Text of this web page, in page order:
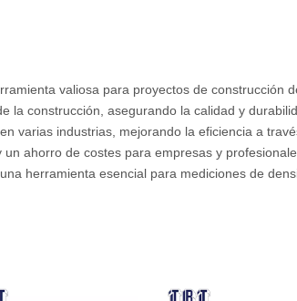
valiosa para proyectos de construcción
la construcción, asegurando la calidad y
varias industrias, mejorando la eficiencia a
ahorro de costes para empresas y
herramienta esencial para mediciones de